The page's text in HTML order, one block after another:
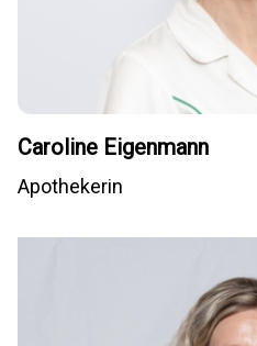
Caroline Eigenmann
Apothekerin